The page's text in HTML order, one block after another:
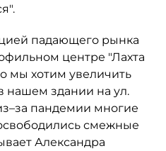
падающего рынка
центре "Лахта
мы хотим увеличить
нашем здании на ул.
пандемии многие
смежные
Александра